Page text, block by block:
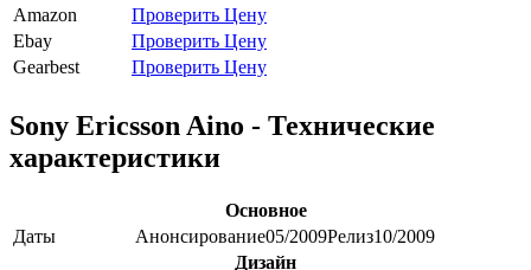
Amazon
Проверить Цену
Ebay
Проверить Цену
Gearbest
Проверить Цену
Sony Ericsson Aino - Технические
характеристики
Основное
Даты
Анонсирование05/2009Релиз10/2009
Дизайн